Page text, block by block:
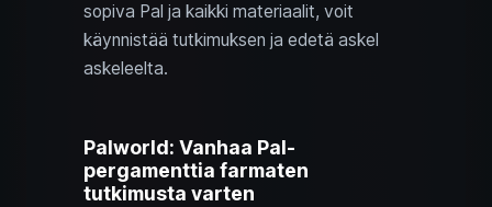
sopiva Pal ja kaikki materiaalit, voit
käynnistää tutkimuksen ja edetä askel
askeleelta.
Palworld: Vanhaa Pal-
pergamenttia farmaten
tutkimusta varten